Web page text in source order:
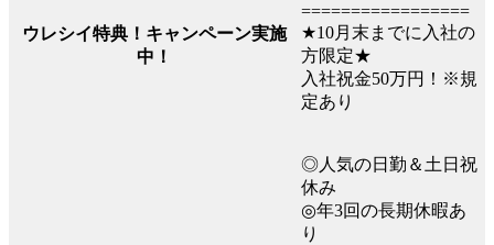
ウレシイ特典！キャンペーン実施
中！
=================
★10月末までに入社の
方限定★
入社祝金50万円！※規
定あり
◎人気の日勤＆土日祝
休み
◎年3回の長期休暇あ
り